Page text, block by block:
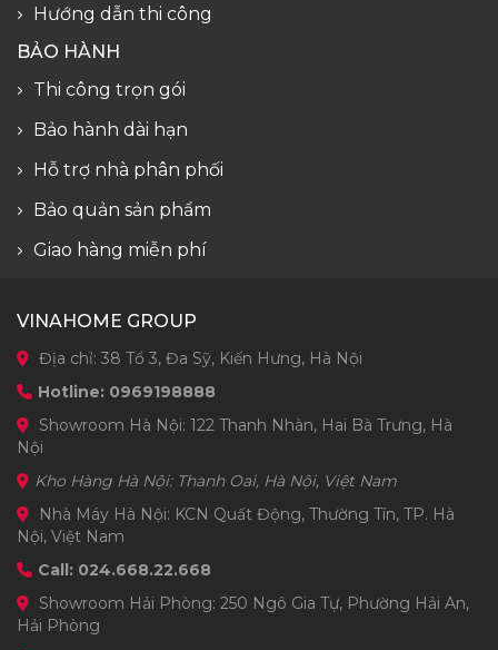
Hướng dẫn thi công
BẢO HÀNH
Thi công trọn gói
Bảo hành dài hạn
Hỗ trợ nhà phân phối
Bảo quản sản phẩm
Giao hàng miễn phí
VINAHOME GROUP
Địa chỉ: 38 Tổ 3, Đa Sỹ, Kiến Hưng, Hà Nội
Hotline: 0969198888
Showroom Hà Nội: 122 Thanh Nhàn, Hai Bà Trưng, Hà
Nội
Kho Hàng Hà Nội: Thanh Oai, Hà Nội, Việt Nam
Nhà Máy Hà Nội: KCN Quất Động, Thường Tín, TP. Hà
Nội, Việt Nam
Call: 024.668.22.668
Showroom Hải Phòng: 250 Ngô Gia Tự, Phường Hải An,
Hải Phòng